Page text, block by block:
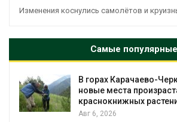
Изменения коснулись самолётов и
Самые популярные
В горах Карачаево-
новые места
краснокнижных
Авг 6, 2026